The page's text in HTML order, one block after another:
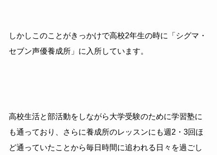
しかしこのことがきっかけで高校2年生の時に「シグマ・
セブン声優養成所」に入所しています。
高校生活と部活動をしながら大学受験のために学習塾に
も通っており、さらに養成所のレッスンにも週2・3回ほ
ど通っていたことから毎日時間に追われる日々を過ごし